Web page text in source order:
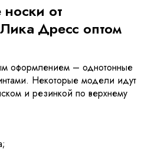
от
Дресс оптом
оформлением – однотонные
Некоторые модели идут
и резинкой по верхнему